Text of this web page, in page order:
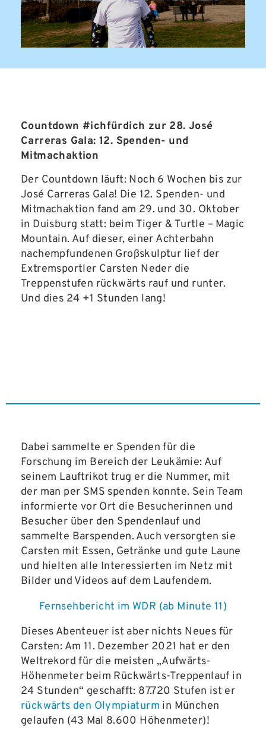
Countdown #ichfürdich zur 28. José
Carreras Gala: 12. Spenden- und
Mitmachaktion
Der Countdown läuft: Noch 6 Wochen bis zur
José Carreras Gala! Die 12. Spenden- und
Mitmachaktion fand am 29. und 30. Oktober
in Duisburg statt: beim Tiger & Turtle – Magic
Mountain. Auf dieser, einer Achterbahn
nachempfundenen Großskulptur lief der
Extremsportler Carsten Neder die
Treppenstufen rückwärts rauf und runter.
Und dies 24 +1 Stunden lang!
Dabei sammelte er Spenden für die
Forschung im Bereich der Leukämie: Auf
seinem Lauftrikot trug er die Nummer, mit
der man per SMS spenden konnte. Sein Team
informierte vor Ort die Besucherinnen und
Besucher über den Spendenlauf und
sammelte Barspenden. Auch versorgten sie
Carsten mit Essen, Getränke und gute Laune
und hielten alle Interessierten im Netz mit
Bilder und Videos auf dem Laufendem.
Fernsehbericht im WDR (ab Minute 11)
Dieses Abenteuer ist aber nichts Neues für
Carsten: Am 11. Dezember 2021 hat er den
Weltrekord für die meisten „Aufwärts-
Höhenmeter beim Rückwärts-Treppenlauf in
24 Stunden“ geschafft: 87.720 Stufen ist er
rückwärts den Olympiaturm in München
gelaufen (43 Mal 8.600 Höhenmeter)!